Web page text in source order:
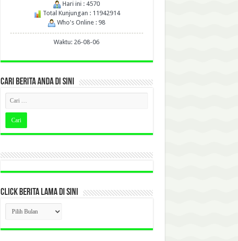
Hari ini : 4570
Total Kunjungan : 11942914
Who's Online : 98
Waktu: 26-08-06
CARI BERITA ANDA DI SINI
CLICK BERITA LAMA DI SINI
CLICK
BERITA
LAMA
DI